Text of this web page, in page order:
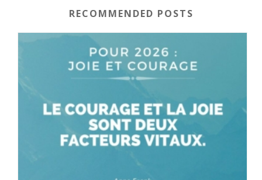
RECOMMENDED POSTS